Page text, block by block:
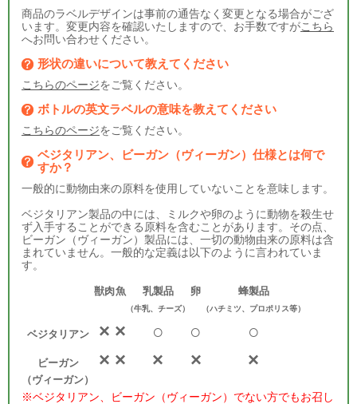
商品のラベルデザインは事前の通告なく変更となる場合がござ
います。変更内容を確認いたしますので、お手数ですがこちら
へお問い合わせください。
形状の違いについて教えてください
こちらのページをご覧ください。
ボトルの英文ラベルの意味を教えてください
こちらのページをご覧ください。
ベジタリアン、ビーガン（ヴィーガン）仕様とは何で
すか？
一般的に動物由来の原料を使用していないことを意味します。
ベジタリアン製品の中には、ミルクや卵のように動物を殺生せ
ず入手することができる原料を含むことがあります。その点、
ビーガン（ヴィーガン）製品には、一切の動物由来の原料は含
まれていません。一般的な定義は以下のように言われていま
す。
獣肉魚 乳製品
（牛乳、チーズ）
卵 蜂製品
（ハチミツ、プロポリス等）
ベジタリアン × × ○ ○ ○
ビーガン
（ヴィーガン）
× × × × ×
※ベジタリアン、ビーガン（ヴィーガン）でない方でもお召し